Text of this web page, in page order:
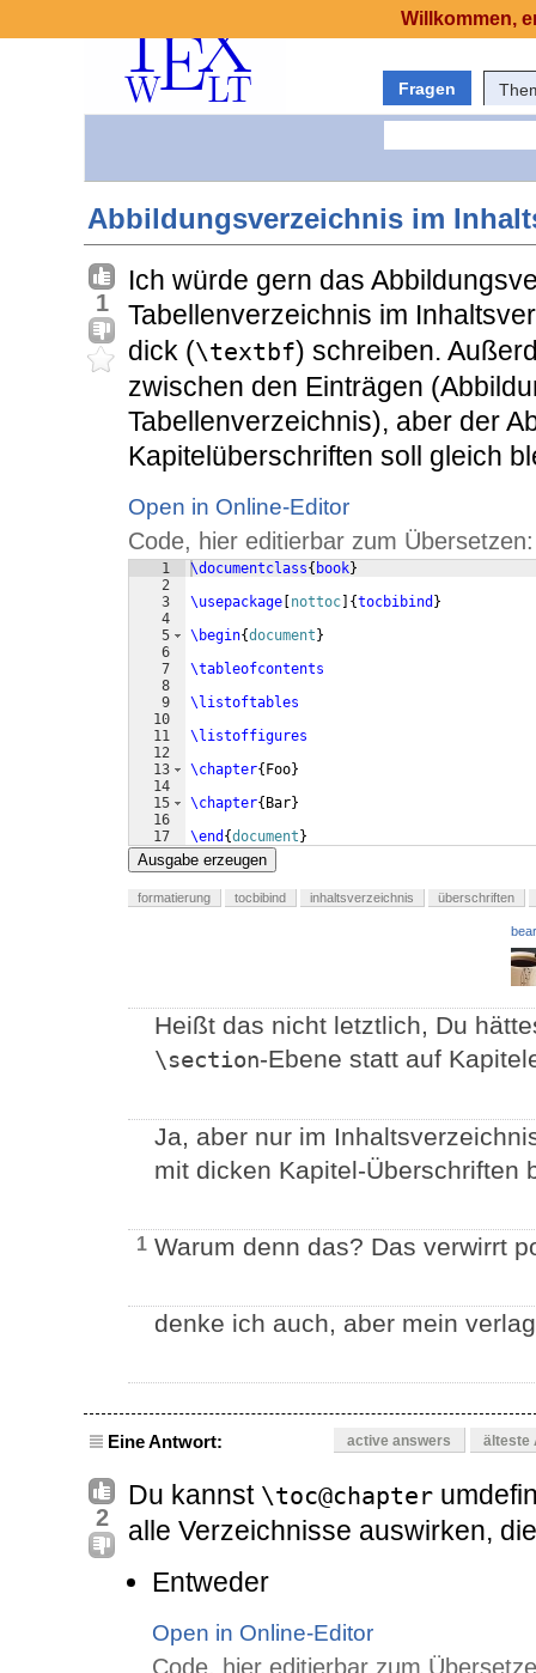
Fragen
Abbildungsverzeichnis im
1
Ich würde gern das
Tabellenverzeichnis im
dick (\textbf) schreiben.
zwischen den Einträgen
Tabellenverzeichnis), aber der
Kapitelüberschriften soll gleich
Open in Online-Editor
Code, hier editierbar zum Übersetzen:
1
2
3
4
5
6
7
8
9
10
11
12
13
14
15
16
17
\documentclass{ book}
\usepackage nottoc {tocbibind }
\begin{document }
\tableofcontents
\listoftables
\listoffigures
\chapter{ Foo}
\chapter{ Bar}
\end {document }
Ausgabe erzeugen
formatierung tocbibind inhaltsverzeichnis überschriften
Heißt das nicht letztlich, Du
\section-Ebene statt auf
Ja, aber nur im
mit dicken Kapitel-Überschriften
1 Warum denn das? Das verwirrt
denke ich auch, aber mein
Eine Antwort: active answers älteste
2
Du kannst \toc@chapter
alle Verzeichnisse auswirken,
Entweder
Open in Online-Editor
Code, hier editierbar zum
Willkommen,